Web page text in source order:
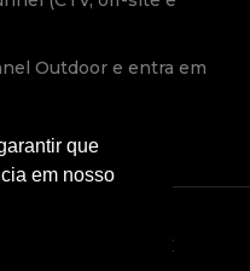
Outdoor e entra em
DE PRIVACIDADE
que
em nosso